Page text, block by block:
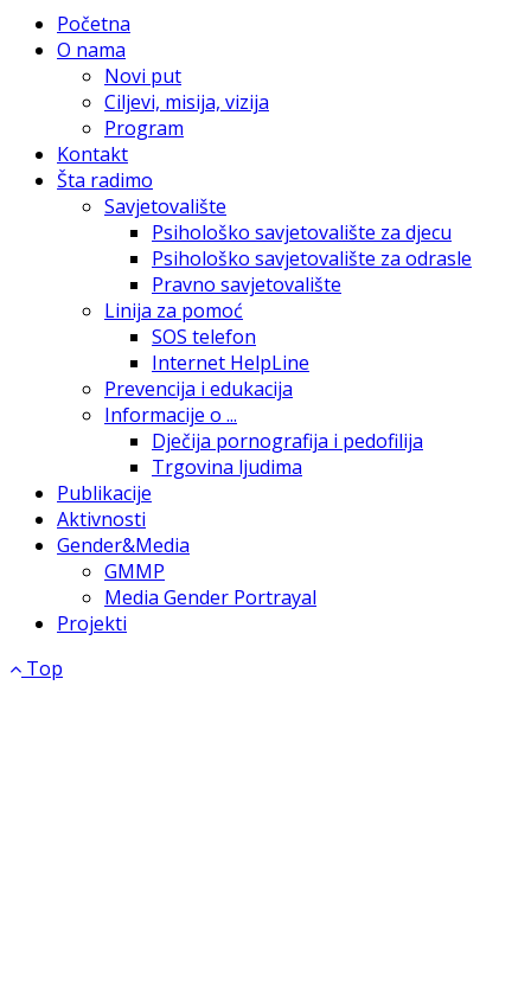
Početna
O nama
Novi put
Ciljevi, misija, vizija
Program
Kontakt
Šta radimo
Savjetovalište
Psihološko savjetovalište za djecu
Psihološko savjetovalište za odrasle
Pravno savjetovalište
Linija za pomoć
SOS telefon
Internet HelpLine
Prevencija i edukacija
Informacije o ...
Dječija pornografija i pedofilija
Trgovina ljudima
Publikacije
Aktivnosti
Gender&Media
GMMP
Media Gender Portrayal
Projekti
Top